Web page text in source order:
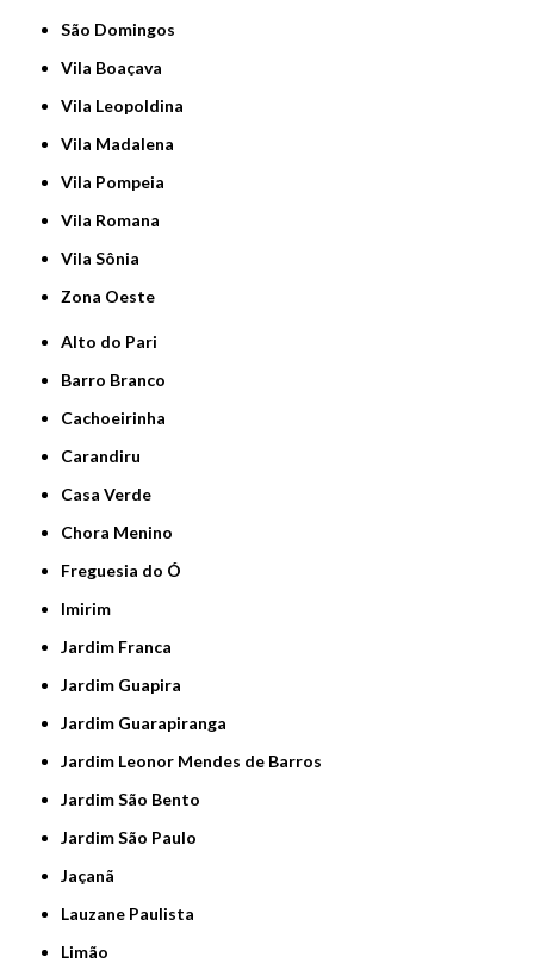
São Domingos
Vila Boaçava
Vila Leopoldina
Vila Madalena
Vila Pompeia
Vila Romana
Vila Sônia
Zona Oeste
Alto do Pari
Barro Branco
Cachoeirinha
Carandiru
Casa Verde
Chora Menino
Freguesia do Ó
Imirim
Jardim Franca
Jardim Guapira
Jardim Guarapiranga
Jardim Leonor Mendes de Barros
Jardim São Bento
Jardim São Paulo
Jaçanã
Lauzane Paulista
Limão